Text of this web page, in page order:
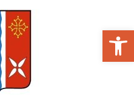
Ouvrir la barre d’outils